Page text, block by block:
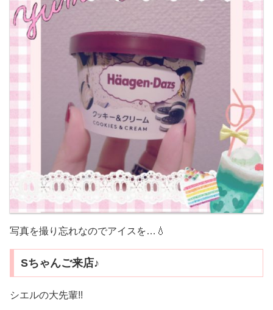
写真を撮り忘れなのでアイスを…💧
Sちゃんご来店♪
シエルの大先輩!!